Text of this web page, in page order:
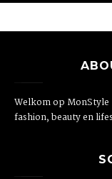
Welkom op MonStyle
fashion, beauty en